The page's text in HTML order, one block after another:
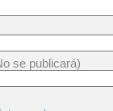
se publicará)